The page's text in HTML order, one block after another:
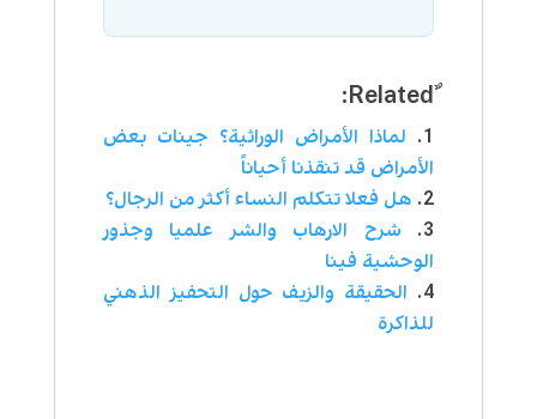
ٌRelated:
لماذا الأمراض الوراثية؟ جينات بعض
الأمراض قد تنقذنا أحياناً
هل فعلا تتكلم النساء أكثر من الرجال؟
شرح الارهاب والشر علميا وجذور
الوحشية فينا
الحقيقة والزيف حول التحفيز الذهني
للذاكرة